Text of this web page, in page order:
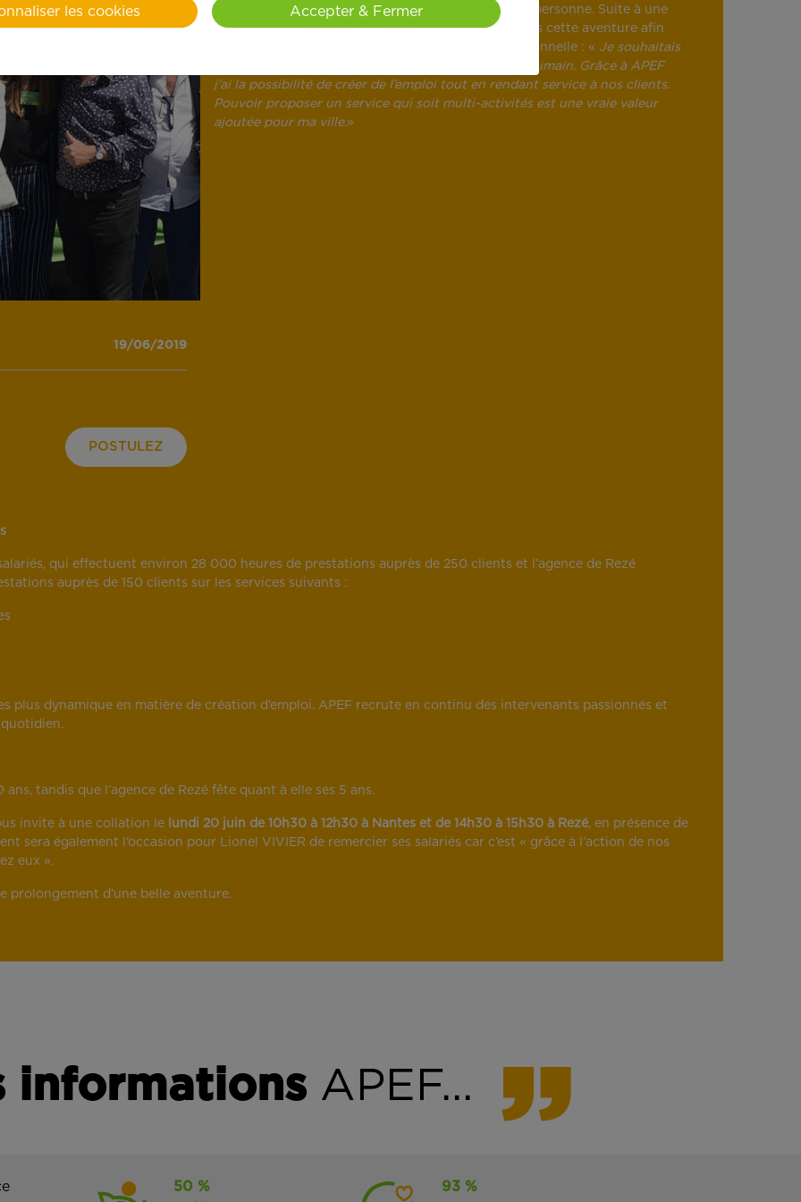
19/06/2019
souffle à sa carrière et se tourne vers le service à la personne. Suite à une
rencontre avec APEF Lionel décide de se lancer dans cette aventure afin
d’apporter une nouvelle dimension à sa vie professionnelle : « Je souhaitais
donner du sens à mon travail et mettre en valeur l’humain. Grâce à APEF
j’ai la possibilité de créer de l’emploi tout en rendant service à nos clients.
Pouvoir proposer un service qui soit multi-activités est une vraie valeur
ajoutée pour ma ville.»
POSTULEZ
qui effectuent environ 28 000 heures de prestations auprès de 250 clients et l’agence de Rezé
auprès de 150 clients sur les services suivants :
plus dynamique en matière de création d’emploi. APEF recrute en continu des intervenants passionnés et
tandis que l’agence de Rezé fête quant à elle ses 5 ans.
invite à une collation le lundi 20 juin de 10h30 à 12h30 à Nantes et de 14h30 à 15h30 à Rezé, en présence de
sera également l’occasion pour Lionel VIVIER de remercier ses salariés car c’est « grâce à l’action de nos
eux ».
prolongement d’une belle aventure.
informations APEF...
50 %
93 %
les cookies Accepter & Fermer